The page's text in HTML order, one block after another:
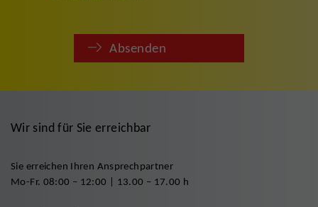
Absenden
Wir sind für Sie erreichbar
Sie erreichen Ihren Ansprechpartner
Mo-Fr. 08:00 – 12:00 | 13.00 – 17.00 h